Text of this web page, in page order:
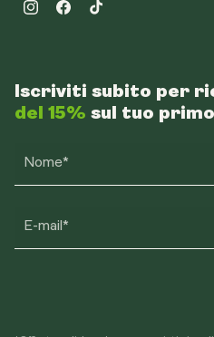
InstagramFacebookTikTok
Iscriviti subito per
del 15% sul tuo
Nome*
E-mail*